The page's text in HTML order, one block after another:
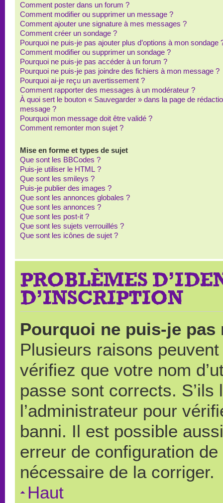
Comment poster dans un forum ?
Comment modifier ou supprimer un message ?
Comment ajouter une signature à mes messages ?
Comment créer un sondage ?
Pourquoi ne puis-je pas ajouter plus d’options à mon sondage
Comment modifier ou supprimer un sondage ?
Pourquoi ne puis-je pas accéder à un forum ?
Pourquoi ne puis-je pas joindre des fichiers à mon message ?
Pourquoi ai-je reçu un avertissement ?
Comment rapporter des messages à un modérateur ?
À quoi sert le bouton « Sauvegarder » dans la page de
message ?
Pourquoi mon message doit être validé ?
Comment remonter mon sujet ?
Mise en forme et types de sujet
Que sont les BBCodes ?
Puis-je utiliser le HTML ?
Que sont les smileys ?
Puis-je publier des images ?
Que sont les annonces globales ?
Que sont les annonces ?
Que sont les post-it ?
Que sont les sujets verrouillés ?
Que sont les icônes de sujet ?
PROBLÈMES
D’INSCRIPTION
Pourquoi ne puis-je pas
Plusieurs raisons
vérifiez que votre nom
passe sont corrects.
l’administrateur pour
banni. Il est possible
erreur de configuration
nécessaire de la corriger.
Haut